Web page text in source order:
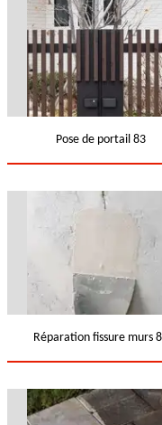
Pose de portail 83
Réparation fissure murs